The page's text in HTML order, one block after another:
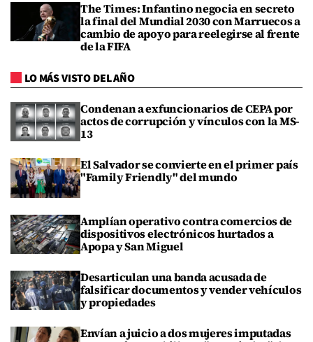
The Times: Infantino negocia en secreto
la final del Mundial 2030 con Marruecos a
cambio de apoyo para reelegirse al frente
de la FIFA
LO MÁS VISTO DEL AÑO
Condenan a exfuncionarios de CEPA por
actos de corrupción y vínculos con la MS-
13
El Salvador se convierte en el primer país
"Family Friendly" del mundo
Amplían operativo contra comercios de
dispositivos electrónicos hurtados a
Apopa y San Miguel
Desarticulan una banda acusada de
falsificar documentos y vender vehículos
y propiedades
Envían a juicio a dos mujeres imputadas